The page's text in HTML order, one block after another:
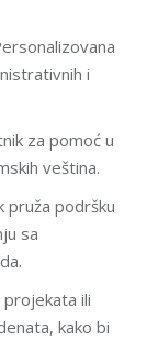
i
za pomoć u
veština.
pruža podršku
sa
ili
kako bi